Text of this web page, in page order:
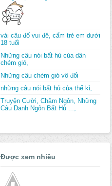
vài câu đố vui đê, cấm trẻ em dưới
18 tuổi
Những câu nói bất hủ của dân
chém gió,
Những câu chém gió vô đối
những câu nói bất hủ của thế kỉ,
Truyện Cười, Châm Ngôn, Những
Câu Danh Ngôn Bất Hủ ...,
Được xem nhiều